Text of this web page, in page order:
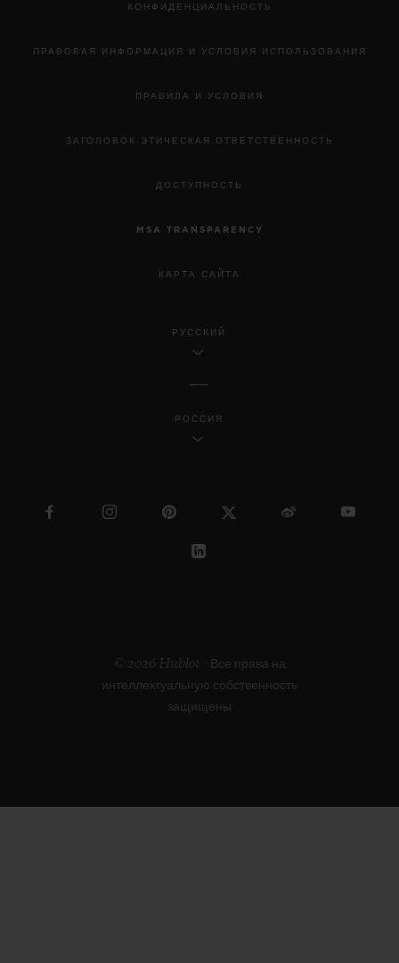
КОНФИДЕНЦИАЛЬНОСТЬ
ПРАВОВАЯ ИНФОРМАЦИЯ И УСЛОВИЯ ИСПОЛЬЗОВАНИЯ
ПРАВИЛА И УСЛОВИЯ
ЗАГОЛОВОК ЭТИЧЕСКАЯ ОТВЕТСТВЕННОСТЬ
ДОСТУПНОСТЬ
MSA TRANSPARENCY
КАРТА САЙТА
РУССКИЙ
РОССИЯ
© 2026 Hublot - Все права на
интеллектуальную собственность
защищены